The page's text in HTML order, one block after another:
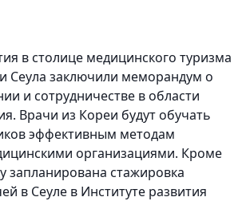
в столице медицинского туризма
Сеула заключили меморандум о
и сотрудничестве в области
Врачи из Кореи будут обучать
эффективным методам
организациями. Кроме
запланирована стажировка
в Сеуле в Институте развития